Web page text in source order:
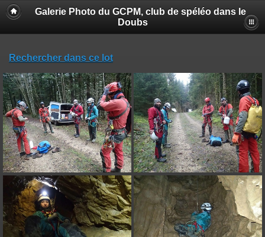
Galerie Photo du GCPM, club de spéléo dans le
Doubs
Rechercher dans ce lot